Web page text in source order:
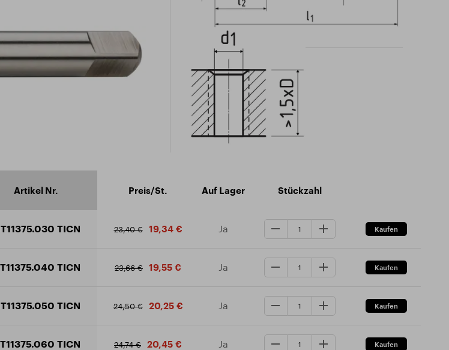
Artikel Nr. Preis/St. Auf Lager Stückzahl
TICN 23,40 € 19,34 € Ja
TICN 23,66 € 19,55 € Ja
TICN 24,50 € 20,25 € Ja
TICN 24,74 € 20,45 € Ja